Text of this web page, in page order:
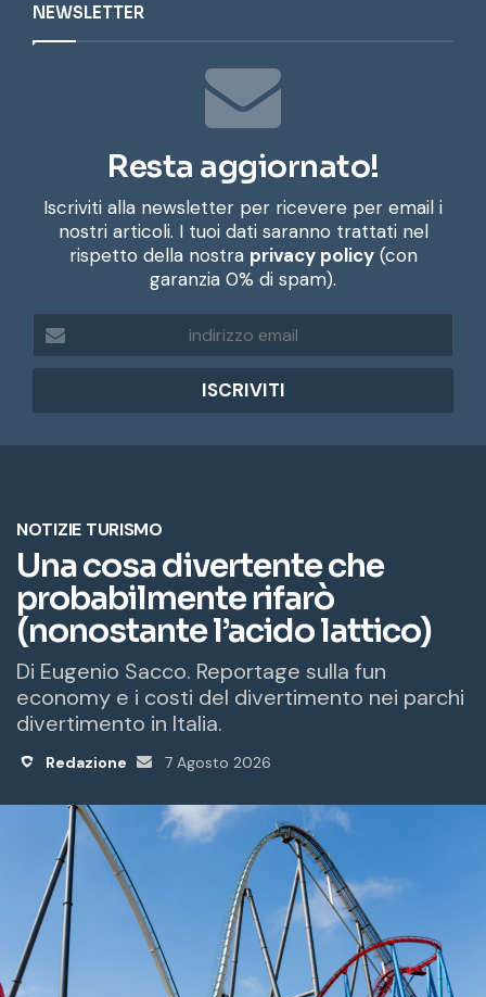
NEWSLETTER
Resta aggiornato!
Iscriviti alla newsletter per ricevere per email i
nostri articoli. I tuoi dati saranno trattati nel
rispetto della nostra privacy policy(con
garanzia 0% di spam).
d
r
e
m
a
i
l